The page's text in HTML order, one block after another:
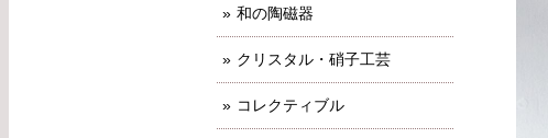
和の陶磁器
クリスタル・硝子工芸
コレクティブル